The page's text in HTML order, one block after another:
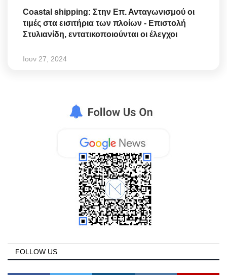
Coastal shipping: Στην Επ. Ανταγωνισμού οι
τιμές στα εισιτήρια των πλοίων - Επιστολή
Στυλιανίδη, εντατικοποιούνται οι έλεγχοι
Ιουν 27, 2024
FOLLOW US